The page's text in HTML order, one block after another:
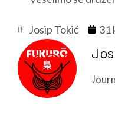
Josip Tokić 31